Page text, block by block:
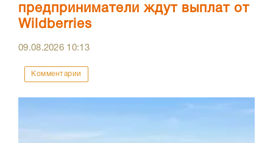
предприниматели ждут выплат от
Wildberries
09.08.2026 10:13
Комментарии